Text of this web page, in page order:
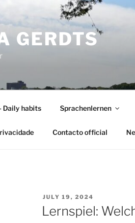
GERDTS
Daily habits Sprachenlernen
Contacto official
POSTED
ON
JULY 19, 2024
Lernspiel: